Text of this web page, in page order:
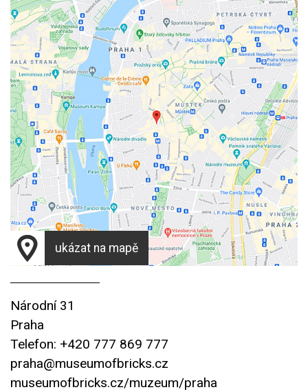
ukázat na mapě
Národní 31
Praha
Telefon: +420 777 869 777
praha@museumofbricks.cz
museumofbricks.cz/muzeum/praha